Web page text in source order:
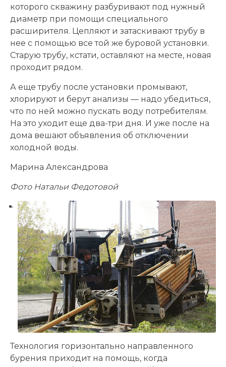
которого скважину разбуривают под нужный
диаметр при помощи специального
расширителя. Цепляют и затаскивают трубу в
нее с помощью все той же буровой установки.
Старую трубу, кстати, оставляют на месте, новая
проходит рядом.
А еще трубу после установки промывают,
хлорируют и берут анализы — надо убедиться,
что по ней можно пускать воду потребителям.
На это уходит еще два-три дня. И уже после на
дома вешают объявления об отключении
холодной воды.
Марина Александрова
Фото Натальи Федотовой
Технология горизонтально направленного
бурения приходит на помощь, когда